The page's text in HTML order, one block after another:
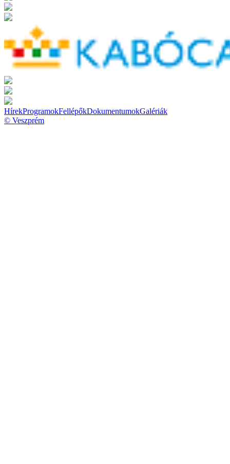
HírekProgramokFellépőkDokumentumokGalériák
© Veszprém